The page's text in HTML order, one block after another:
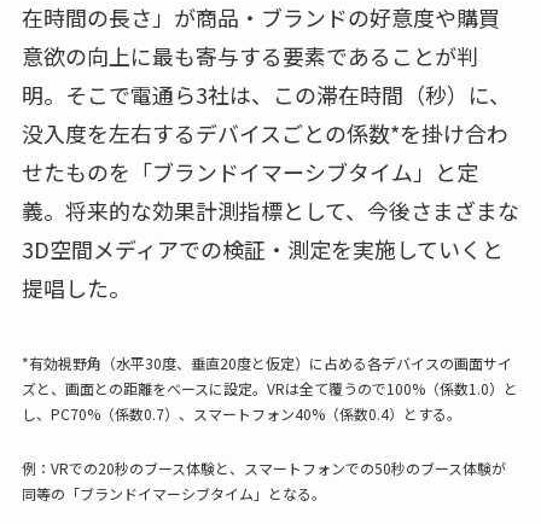
在時間の長さ」が商品・ブランドの好意度や購買
意欲の向上に最も寄与する要素であることが判
明。そこで電通ら3社は、この滞在時間（秒）に、
没入度を左右するデバイスごとの係数*を掛け合わ
せたものを「ブランドイマーシブタイム」と定
義。将来的な効果計測指標として、今後さまざまな
3D空間メディアでの検証・測定を実施していくと
提唱した。
*有効視野角（水平30度、垂直20度と仮定）に占める各デバイスの画面サイ
ズと、画面との距離をベースに設定。VRは全て覆うので100%（係数1.0）と
し、PC70%（係数0.7）、スマートフォン40%（係数0.4）とする。
例：VRでの20秒のブース体験と、スマートフォンでの50秒のブース体験が
同等の「ブランドイマーシブタイム」となる。